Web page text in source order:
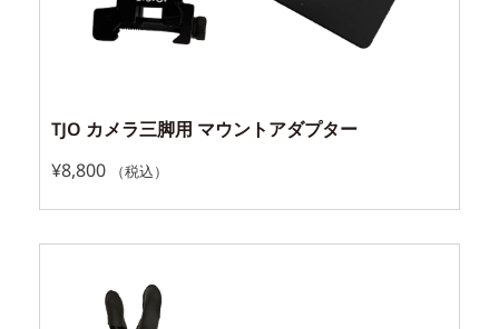
TJO カメラ三脚用 マウントアダプター
¥8,800 （税込）